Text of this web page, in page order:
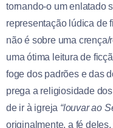
tornando-o um enlatado
representação lúdica de
não é sobre uma
uma ótima leitura de
foge dos padrões e das
prega a religiosidade
de ir à igreja “louvar ao
originalmente, a fé